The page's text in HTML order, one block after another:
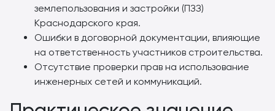
землепользования и застройки (ПЗЗ)
Краснодарского края.
Ошибки в договорной документации, влияющие
на ответственность участников строительства.
Отсутствие проверки прав на использование
инженерных сетей и коммуникаций.